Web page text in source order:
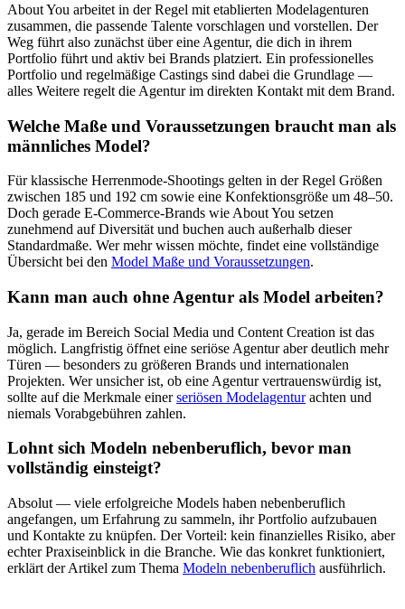
About You arbeitet in der Regel mit etablierten Modelagenturen
zusammen, die passende Talente vorschlagen und vorstellen. Der
Weg führt also zunächst über eine Agentur, die dich in ihrem
Portfolio führt und aktiv bei Brands platziert. Ein professionelles
Portfolio und regelmäßige Castings sind dabei die Grundlage —
alles Weitere regelt die Agentur im direkten Kontakt mit dem Brand.
Welche Maße und Voraussetzungen braucht man als
männliches Model?
Für klassische Herrenmode-Shootings gelten in der Regel Größen
zwischen 185 und 192 cm sowie eine Konfektionsgröße um 48–50.
Doch gerade E-Commerce-Brands wie About You setzen
zunehmend auf Diversität und buchen auch außerhalb dieser
Standardmaße. Wer mehr wissen möchte, findet eine vollständige
Übersicht bei den Model Maße und Voraussetzungen.
Kann man auch ohne Agentur als Model arbeiten?
Ja, gerade im Bereich Social Media und Content Creation ist das
möglich. Langfristig öffnet eine seriöse Agentur aber deutlich mehr
Türen — besonders zu größeren Brands und internationalen
Projekten. Wer unsicher ist, ob eine Agentur vertrauenswürdig ist,
sollte auf die Merkmale einerseriösen Modelagenturachten und
niemals Vorabgebühren zahlen.
Lohnt sich Modeln nebenberuflich, bevor man
vollständig einsteigt?
Absolut — viele erfolgreiche Models haben nebenberuflich
angefangen, um Erfahrung zu sammeln, ihr Portfolio aufzubauen
und Kontakte zu knüpfen. Der Vorteil: kein finanzielles Risiko, aber
echter Praxiseinblick in die Branche. Wie das konkret funktioniert,
erklärt der Artikel zum Thema Modeln nebenberuflich ausführlich.